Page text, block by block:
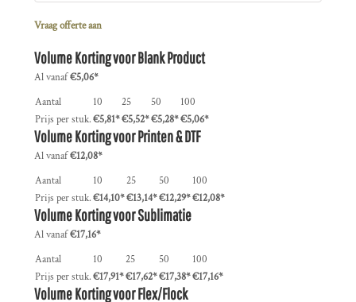
Vraag offerte aan
Volume Korting voor Blank Product
Al vanaf€5,06*
Aantal
10 25 50
100
Prijs per stuk.€5,81*€5,52*€5,28*€5,06*
Volume Korting voor Printen & DTF
Al vanaf€12,08*
Aantal
10 25 50
100
Prijs per stuk.€14,10*€13,14*€12,29*€12,08*
Volume Korting voor Sublimatie
Al vanaf€17,16*
Aantal
10 25 50
100
Prijs per stuk.€17,91*€17,62*€17,38*€17,16*
Volume Korting voor Flex/Flock